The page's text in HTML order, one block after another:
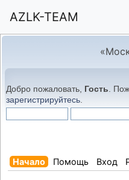
AZLK-TEAM
Добро пожаловать, Гость .
зарегистрируйтесь
Начало Помощь Вход